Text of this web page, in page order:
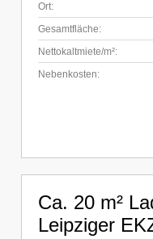
Ort:
Gesamtfläche:
Nettokaltmiete/m²:
Nebenkosten:
Ca. 20 m²
Leipziger